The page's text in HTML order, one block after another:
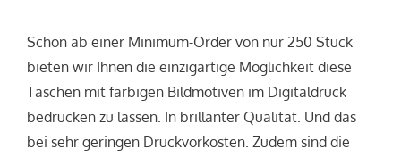
Schon ab einer Minimum-Order von nur 250 Stück
bieten wir Ihnen die einzigartige Möglichkeit diese
Taschen mit farbigen Bildmotiven im Digitaldruck
bedrucken zu lassen. In brillanter Qualität. Und das
bei sehr geringen Druckvorkosten. Zudem sind die